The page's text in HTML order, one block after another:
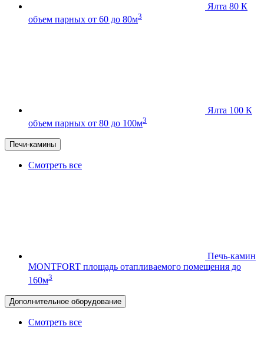
Ялта 80 К
объем парных от 60 до 80м3
Ялта 100 К
объем парных от 80 до 100м3
Печи-камины
Смотреть все
Печь-камин
MONTFORT площадь отапливаемого помещения до
160м3
Дополнительное оборудование
Смотреть все